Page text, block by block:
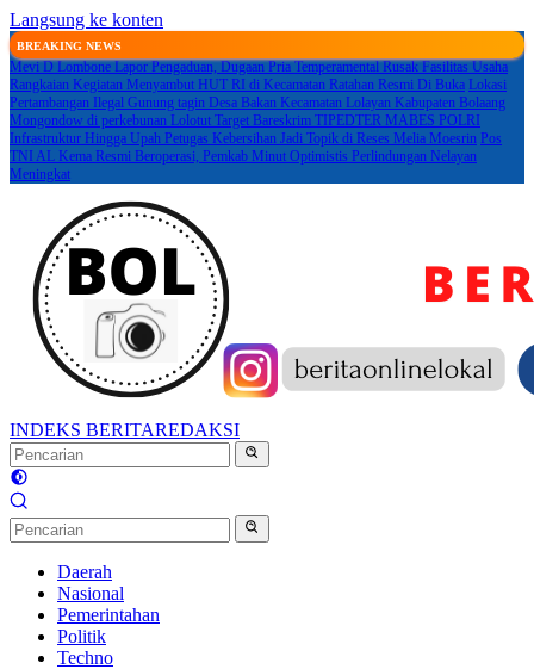
Langsung ke konten
BREAKING NEWS
Mevi D Lombone Lapor Pengaduan, Dugaan Pria Temperamental Rusak Fasilitas Usaha
Rangkaian Kegiatan Menyambut HUT RI di Kecamatan Ratahan Resmi Di Buka Lokasi
Pertambangan Ilegal Gunung tagin Desa Bakan Kecamatan Lolayan Kabupaten Bolaang
Mongondow di perkebunan Lolotut Target Bareskrim TIPEDTER MABES POLRI
Infrastruktur Hingga Upah Petugas Kebersihan Jadi Topik di Reses Melia Moesrin Pos
TNI AL Kema Resmi Beroperasi, Pemkab Minut Optimistis Perlindungan Nelayan
Meningkat
INDEKS BERITAREDAKSI
Daerah
Nasional
Pemerintahan
Politik
Techno